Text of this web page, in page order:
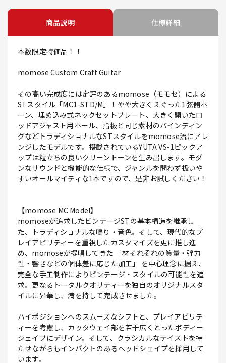
商品説明 仕様詳細
本数限定特価品！！
momose Custom Craft Guitar
その高い完成度には定評のあるmomose（モモセ）による
STスタイル「MC1-STD/M」！やや大きくえぐった1弦側ホ
ーン、埋め込み式ネックセットプレート、大きく開いたロ
ッドアジャスト用ホール、指板と同じ素材のバインディン
グなどトラディショナルなSTスタイルをmomose流にアレ
ンジしたモデルです。搭載されているYUTA VS-1ピックア
ップは粒立ちの良いクリーントーンを生み出します。モダ
ンなサウンドと機能的な仕様で、ジャンルを問わず扱いや
すいオールマイティな1本ですので、是非お試しください！
【momose MC Model】
momoseが追求したビンテージSTの基本構造を継承し
た、トラディショナルな鳴り・音色。そして、現代的なプ
レイアビリティーを重視したカスタマイズを更に推し進
め、momoseが提唱してきた 「材それぞれの質量・弾力
性・響きなどの個体差に応じた加工」 を中心理念に据え、
完全な手工制作によりビンテージ・スタイルの可能性を追
求。更なるトータルクオリティーを独自のオリジナルスタ
イルに昇華し、満を持して完成させました。
ハイポジションへのスムーズなシフトと、プレイアビリテ
ィーを考慮し、カッタウェイ部を若干広くとったボディー
シェイプにデザイン。そして、クラシカルなテイストを持
たせながらもインパクトのあるヘッドシェイプを採用して
います。